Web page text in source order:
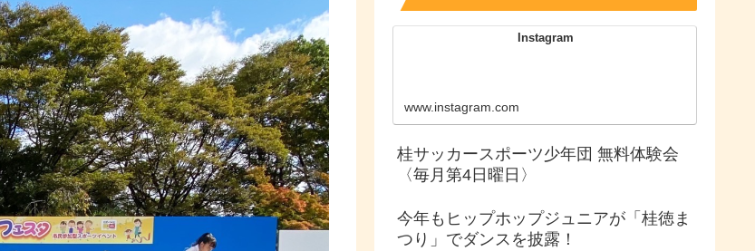
Instagram
www.instagram.com
桂サッカースポーツ少年団 無料体験会
〈毎月第4日曜日〉
今年もヒップホップジュニアが「桂徳ま
つり」でダンスを披露！